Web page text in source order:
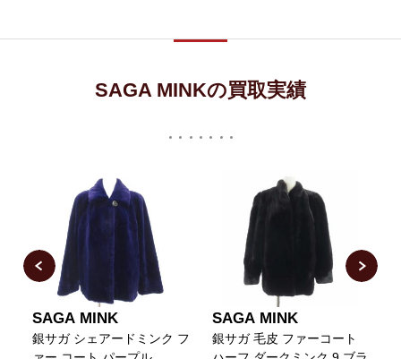
SAGA MINKの買取実績
SAGA MINK
銀サガ シェアードミンク フ
SAGA MINK
銀サガ 毛皮 ファーコート